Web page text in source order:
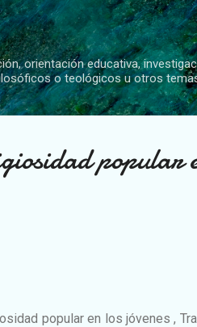
Ir al contenido principal
orientación educativa,
o teológicos u otros
popular
popular en los jóvenes ,